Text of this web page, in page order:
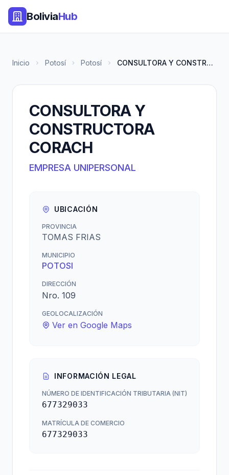
BoliviaHub
Inicio Potosí Potosí CONSULTORA Y CONSTRUCTORA CORA...
CONSULTORA Y
CONSTRUCTORA
CORACH
EMPRESA UNIPERSONAL
UBICACIÓN
PROVINCIA
TOMAS FRIAS
MUNICIPIO
POTOSI
DIRECCIÓN
Nro. 109
GEOLOCALIZACIÓN
Ver en Google Maps
INFORMACIÓN LEGAL
NÚMERO DE IDENTIFICACIÓN TRIBUTARIA (NIT)
677329033
MATRÍCULA DE COMERCIO
677329033